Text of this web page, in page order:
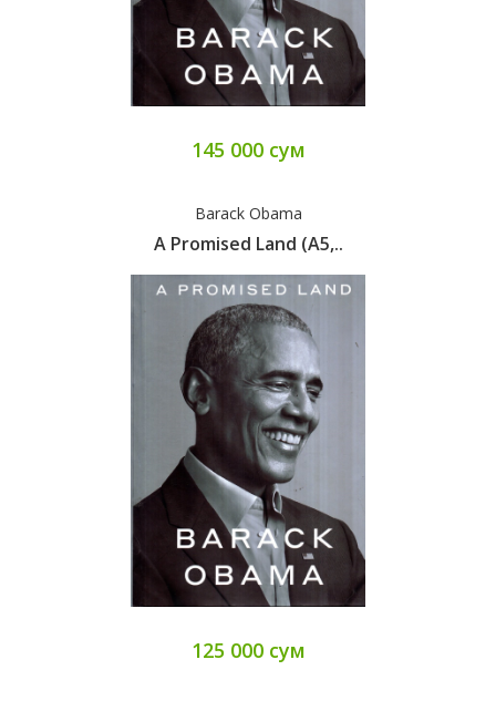
145 000 сум
Barack Obama
A Promised Land (А5,..
125 000 сум